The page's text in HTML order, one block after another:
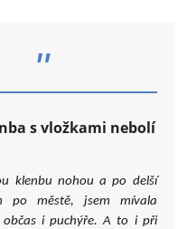
"
s vložkami nebolí
klenbu nohou a po delší
po městě, jsem mívala
občas i puchýře. A to i při